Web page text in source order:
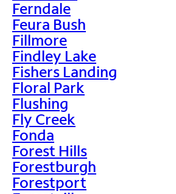
Ferndale
Feura Bush
Fillmore
Findley Lake
Fishers Landing
Floral Park
Flushing
Fly Creek
Fonda
Forest Hills
Forestburgh
Forestport